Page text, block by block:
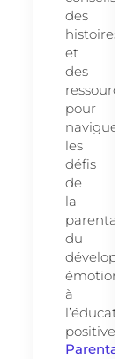
des
histoires
et
des
ressources
pour
naviguer
les
défis
de
la
parentalité,
du
émotionnel
à
l’éducation
positive.
Parentalité